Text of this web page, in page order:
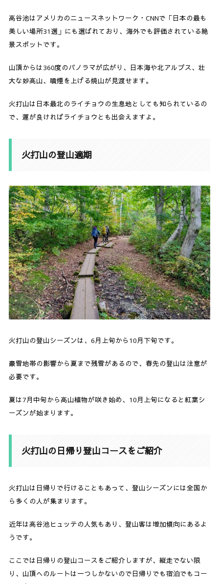
8. まとめ
高谷池はアメリカのニュースネットワーク・CNNで「日本の最も
美しい場所31選」にも選ばれており、海外でも評価されている絶
景スポットです。
山頂からは360度のパノラマが広がり、日本海や北アルプス、壮
大な妙高山、噴煙を上げる焼山が見渡せます。
火打山は日本最北のライチョウの生息地としても知られているの
で、運が良ければライチョウとも出会えますよ。
火打山の登山適期
火打山の登山シーズンは、6月上旬から10月下旬です。
豪雪地帯の影響から夏まで残雪があるので、春先の登山は注意が
必要です。
夏は7月中旬から高山植物が咲き始め、10月上旬になると紅葉シ
ーズンが始まります。
火打山の日帰り登山コースをご紹介
火打山は日帰りで行けることもあって、登山シーズンには全国か
ら多くの人が集まります。
近年は高谷池ヒュッテの人気もあり、登山客は増加傾向にあるよ
うです。
ここでは日帰りの登山コースをご紹介しますが、縦走でない限
り、山頂へのルートは一つしかないので日帰りでも宿泊でもコー